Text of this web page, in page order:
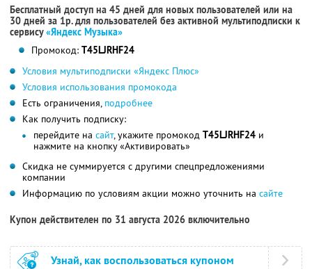
Бесплатный доступ на 45 дней для новых пользователей или на
30 дней за 1р. для пользователей без активной мультиподписки к
сервису«Яндекс Музыка»
Промокод: T45LJRHF24
Условия мультиподписки «Яндекс Плюс»
Условия использования промокода
Есть ограничения, подробнее
Как получить подписку:
перейдите на сайт, укажите промокод T45LJRHF24 и
нажмите на кнопку «Активировать»
Скидка не суммируется с другими спецпредложениями
компании
Информацию по условиям акции можно уточнить на сайте
Купон действителен по 31 августа 2026 включительно
Узнай, как воспользоваться купоном